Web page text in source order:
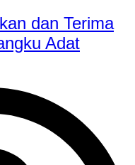
dan Terima
Adat